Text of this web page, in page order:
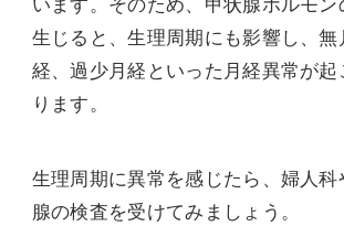
います。そのため、甲状腺ホルモ
生じると、生理周期にも影響し、無
経、過少月経といった月経異常が起
ります。
生理周期に異常を感じたら、婦人科
腺の検査を受けてみましょう。